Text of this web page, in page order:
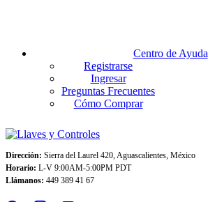
Centro de Ayuda
Registrarse
Ingresar
Preguntas Frecuentes
Cómo Comprar
Dirección: Sierra del Laurel 420, Aguascalientes, México
Horario: L-V 9:00AM-5:00PM PDT
Llámanos: 449 389 41 67